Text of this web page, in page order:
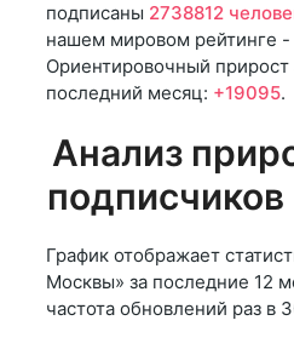
подписаны 2738812
нашем мировом рейтинге -
Ориентировочный прирост
последний месяц: +19095.
Анализ
График отображает
Москвы» за последние 12
частота обновлений раз в